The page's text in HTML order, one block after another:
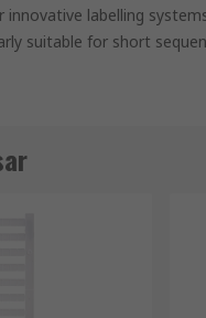
labelling
suitable for short